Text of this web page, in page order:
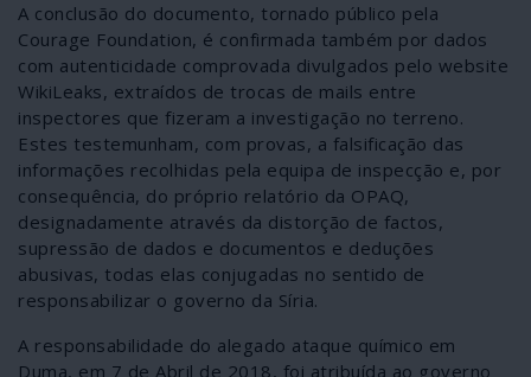
A conclusão do documento, tornado público pela
Courage Foundation, é confirmada também por dados
com autenticidade comprovada divulgados pelo website
WikiLeaks, extraídos de trocas de mails entre
inspectores que fizeram a investigação no terreno.
Estes testemunham, com provas, a falsificação das
informações recolhidas pela equipa de inspecção e, por
consequência, do próprio relatório da OPAQ,
designadamente através da distorção de factos,
supressão de dados e documentos e deduções
abusivas, todas elas conjugadas no sentido de
responsabilizar o governo da Síria.
A responsabilidade do alegado ataque químico em
Duma, em 7 de Abril de 2018, foi atribuída ao governo